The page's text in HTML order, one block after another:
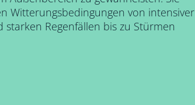
Witterungsbedingungen von intensiver
Regenfällen bis zu Stürmen